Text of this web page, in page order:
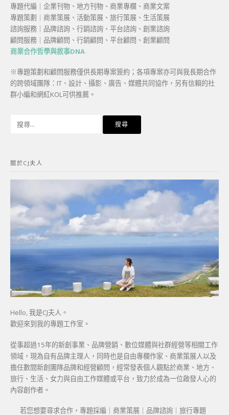
專題代編｜企業刊物、地方刊物、商業專欄、商業文案
專題策劃｜商業策展、活動策展、旅行策展、生活策展
諮詢服務｜品牌諮詢、行銷諮詢、平台諮詢、創業諮詢
顧問服務｜品牌顧問、行銷顧問、平台顧問、創業顧問
商業合作哲學與敘事DNA
※專題策劃和顧問服務僅供長期專案簽約；各項專案亦可與我長期合作
的跨領域團隊：IT、設計、攝影、廣告、媒體共同協作，另有信賴的社
群小編和網紅KOL可供推薦。
字:
關於CJ夫人
Hello, 我是CJ夫人。
歡迎來到我的專題工作室。
從事超過15年的新創事業、品牌營銷、數位媒體與社群經營等相關工作
領域，現為自有品牌主理人，同時也是自由專欄作家、商業策展人以及
擔任數間新創團隊品牌和經營顧問，經常發表個人觀點於商業、地方、
旅行、生活、女力與自由工作媒體或平台，致力於成為一位啟發人心的
內容創作者。
若您想要尋求合作，專題採編｜商業策展｜品牌諮詢｜旅行專題